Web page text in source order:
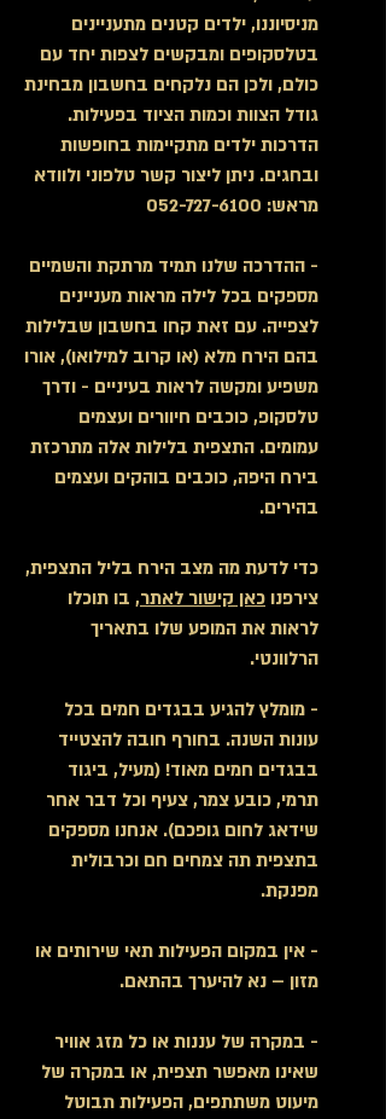
מניסיוננו, ילדים קטנים מתעניינים
בטלסקופים ומבקשים לצפות יחד עם
כולם, ולכן הם נלקחים בחשבון מבחינת
גודל הצוות וכמות הציוד בפעילות.
הדרכות ילדים מתקיימות בחופשות
ובחגים. ניתן ליצור קשר טלפוני ולוודא
מראש: 052-727-6100
- ההדרכה שלנו תמיד מרתקת והשמיים
מספקים בכל לילה מראות מעניינים
לצפייה. עם זאת קחו בחשבון שבלילות
בהם הירח מלא (או קרוב למילואו), אורו
משפיע ומקשה לראות בעיניים - ודרך
טלסקופ, כוכבים חיוורים ועצמים
עמומים. התצפית בלילות אלה מתרכזת
בירח היפה, כוכבים בוהקים ועצמים
בהירים.
כדי לדעת מה מצב הירח בליל התצפית,
צירפנו כאן קישור לאתר, בו תוכלו
לראות את המופע שלו בתאריך
הרלוונטי.
- מומלץ להגיע בבגדים חמים בכל
עונות השנה. בחורף חובה להצטייד
בבגדים חמים מאוד! (מעיל, ביגוד
תרמי, כובע צמר, צעיף וכל דבר אחר
שידאג לחום גופכם). אנחנו מספקים
בתצפית תה צמחים חם וכרבולית
מפנקת.
- אין במקום הפעילות תאי שירותים או
מזון – נא להיערך בהתאם.
- במקרה של עננות או כל מזג אוויר
שאינו מאפשר תצפית, או במקרה של
מיעוט משתתפים, הפעילות תבוטל